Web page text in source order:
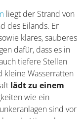
liegt der Strand
des Eilands.
sowie klares,
sorgen dafür,
als auch
für große und